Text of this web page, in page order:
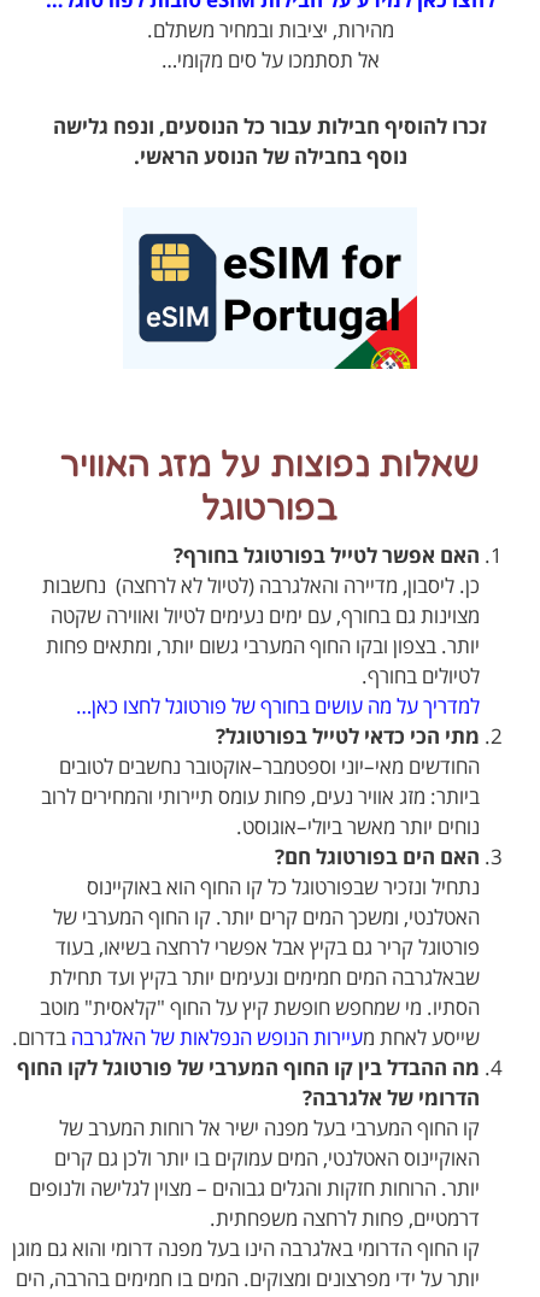
מהירות, יציבות ובמחיר משתלם.
אל תסתמכו על סים מקומי…
זכרו להוסיף חבילות עבור כל הנוסעים, ונפח גלישה
נוסף בחבילה של הנוסע הראשי.
שאלות נפוצות על מזג האוויר
בפורטוגל
האם אפשר לטייל בפורטוגל בחורף?
כן. ליסבון, מדיירה והאלגרבה (לטיול לא לרחצה) נחשבות
מצוינות גם בחורף, עם ימים נעימים לטיול ואווירה שקטה
יותר. בצפון ובקו החוף המערבי גשום יותר, ומתאים פחות
לטיולים בחורף.
למדריך על מה עושים בחורף של פורטוגל לחצו כאן…
מתי הכי כדאי לטייל בפורטוגל?
החודשים מאי–יוני וספטמבר–אוקטובר נחשבים לטובים
ביותר: מזג אוויר נעים, פחות עומס תיירותי והמחירים לרוב
נוחים יותר מאשר ביולי–אוגוסט.
האם הים בפורטוגל חם?
נתחיל ונזכיר שבפורטוגל כל קו החוף הוא באוקיינוס
האטלנטי, ומשכך המים קרים יותר. קו החוף המערבי של
פורטוגל קריר גם בקיץ אבל אפשרי לרחצה בשיאו, בעוד
שבאלגרבה המים חמימים ונעימים יותר בקיץ ועד תחילת
הסתיו. מי שמחפש חופשת קיץ על החוף "קלאסית" מוטב
שייסע לאחת מעיירות הנופש הנפלאות של האלגרבהבדרום.
מה ההבדל בין קו החוף המערבי של פורטוגל לקו החוף
הדרומי של אלגרבה?
קו החוף המערבי בעל מפנה ישיר אל רוחות המערב של
האוקיינוס האטלנטי, המים עמוקים בו יותר ולכן גם קרים
יותר. הרוחות חזקות והגלים גבוהים – מצוין לגלישה ולנופים
דרמטיים, פחות לרחצה משפחתית.
קו החוף הדרומי באלגרבה הינו בעל מפנה דרומי והוא גם מוגן
יותר על ידי מפרצונים ומצוקים. המים בו חמימים בהרבה, הים